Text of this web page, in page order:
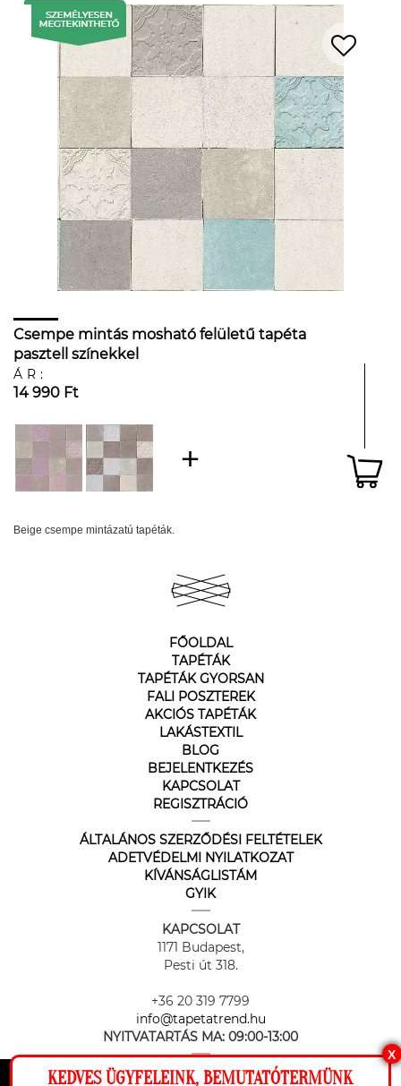
Csempe mintás mosható felületű tapéta
pasztell színekkel
ÁR:
14 990 Ft
Beige csempe mintázatú tapéták.
FŐOLDAL
TAPÉTÁK
TAPÉTÁK GYORSAN
FALI POSZTEREK
AKCIÓS TAPÉTÁK
LAKÁSTEXTIL
BLOG
BEJELENTKEZÉS
KAPCSOLAT
REGISZTRÁCIÓ
ÁLTALÁNOS SZERZŐDÉSI FELTÉTELEK
ADETVÉDELMI NYILATKOZAT
KÍVÁNSÁGLISTÁM
GYIK
KAPCSOLAT
1171 Budapest,
Pesti út 318.
+36 20 319 7799
info@tapetatrend.hu
NYITVATARTÁS MA: 09:00-13:00
X
KEDVES ÜGYFELEINK, BEMUTATÓTERMÜNK